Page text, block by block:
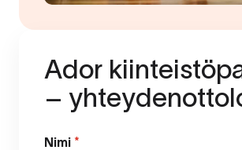
Ador
–
Nimi *